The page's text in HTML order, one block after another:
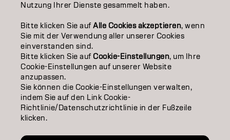
ImpressumDatenschutzerklärungCookie Policy
NutzungsbedingungenBarrierefreiheitserklärung
CH | German
Nutzung Ihrer Dienste gesammelt haben.
Bitte klicken Sie aufAlle Cookies akzeptieren, wenn
Sie mit der Verwendung aller unserer Cookies
einverstanden sind.
Bitte klicken Sie aufCookie-Einstellungen, um Ihre
Cookie-Einstellungen auf unserer Website
anzupassen.
Sie können die Cookie-Einstellungen verwalten,
indem Sie auf den Link Cookie-
Richtlinie/Datenschutzrichtlinie in der Fußzeile
klicken.